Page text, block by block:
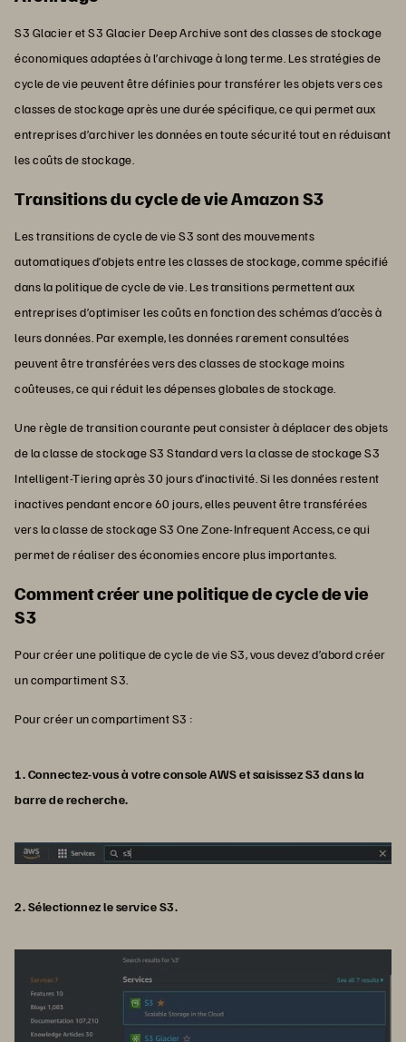
S3 Glacier et S3 Glacier Deep Archive sont des classes de stockage
économiques adaptées à l’archivage à long terme. Les stratégies de
cycle de vie peuvent être définies pour transférer les objets vers ces
classes de stockage après une durée spécifique, ce qui permet aux
entreprises d’archiver les données en toute sécurité tout en réduisant
les coûts de stockage.
Transitions du cycle de vie Amazon S3
Les transitions de cycle de vie S3 sont des mouvements
automatiques d’objets entre les classes de stockage, comme spécifié
dans la politique de cycle de vie. Les transitions permettent aux
entreprises d’optimiser les coûts en fonction des schémas d’accès à
leurs données. Par exemple, les données rarement consultées
peuvent être transférées vers des classes de stockage moins
coûteuses, ce qui réduit les dépenses globales de stockage.
Une règle de transition courante peut consister à déplacer des objets
de la classe de stockage S3 Standard vers la classe de stockage S3
Intelligent-Tiering après 30 jours d’inactivité. Si les données restent
inactives pendant encore 60 jours, elles peuvent être transférées
vers la classe de stockage S3 One Zone-Infrequent Access, ce qui
permet de réaliser des économies encore plus importantes.
Comment créer une politique de cycle de vie
S3
Pour créer une politique de cycle de vie S3, vous devez d’abord créer
un compartiment S3.
Pour créer un compartiment S3 :
1. Connectez-vous à votre console AWS et saisissez S3 dans la
barre de recherche.
2. Sélectionnez le service S3.